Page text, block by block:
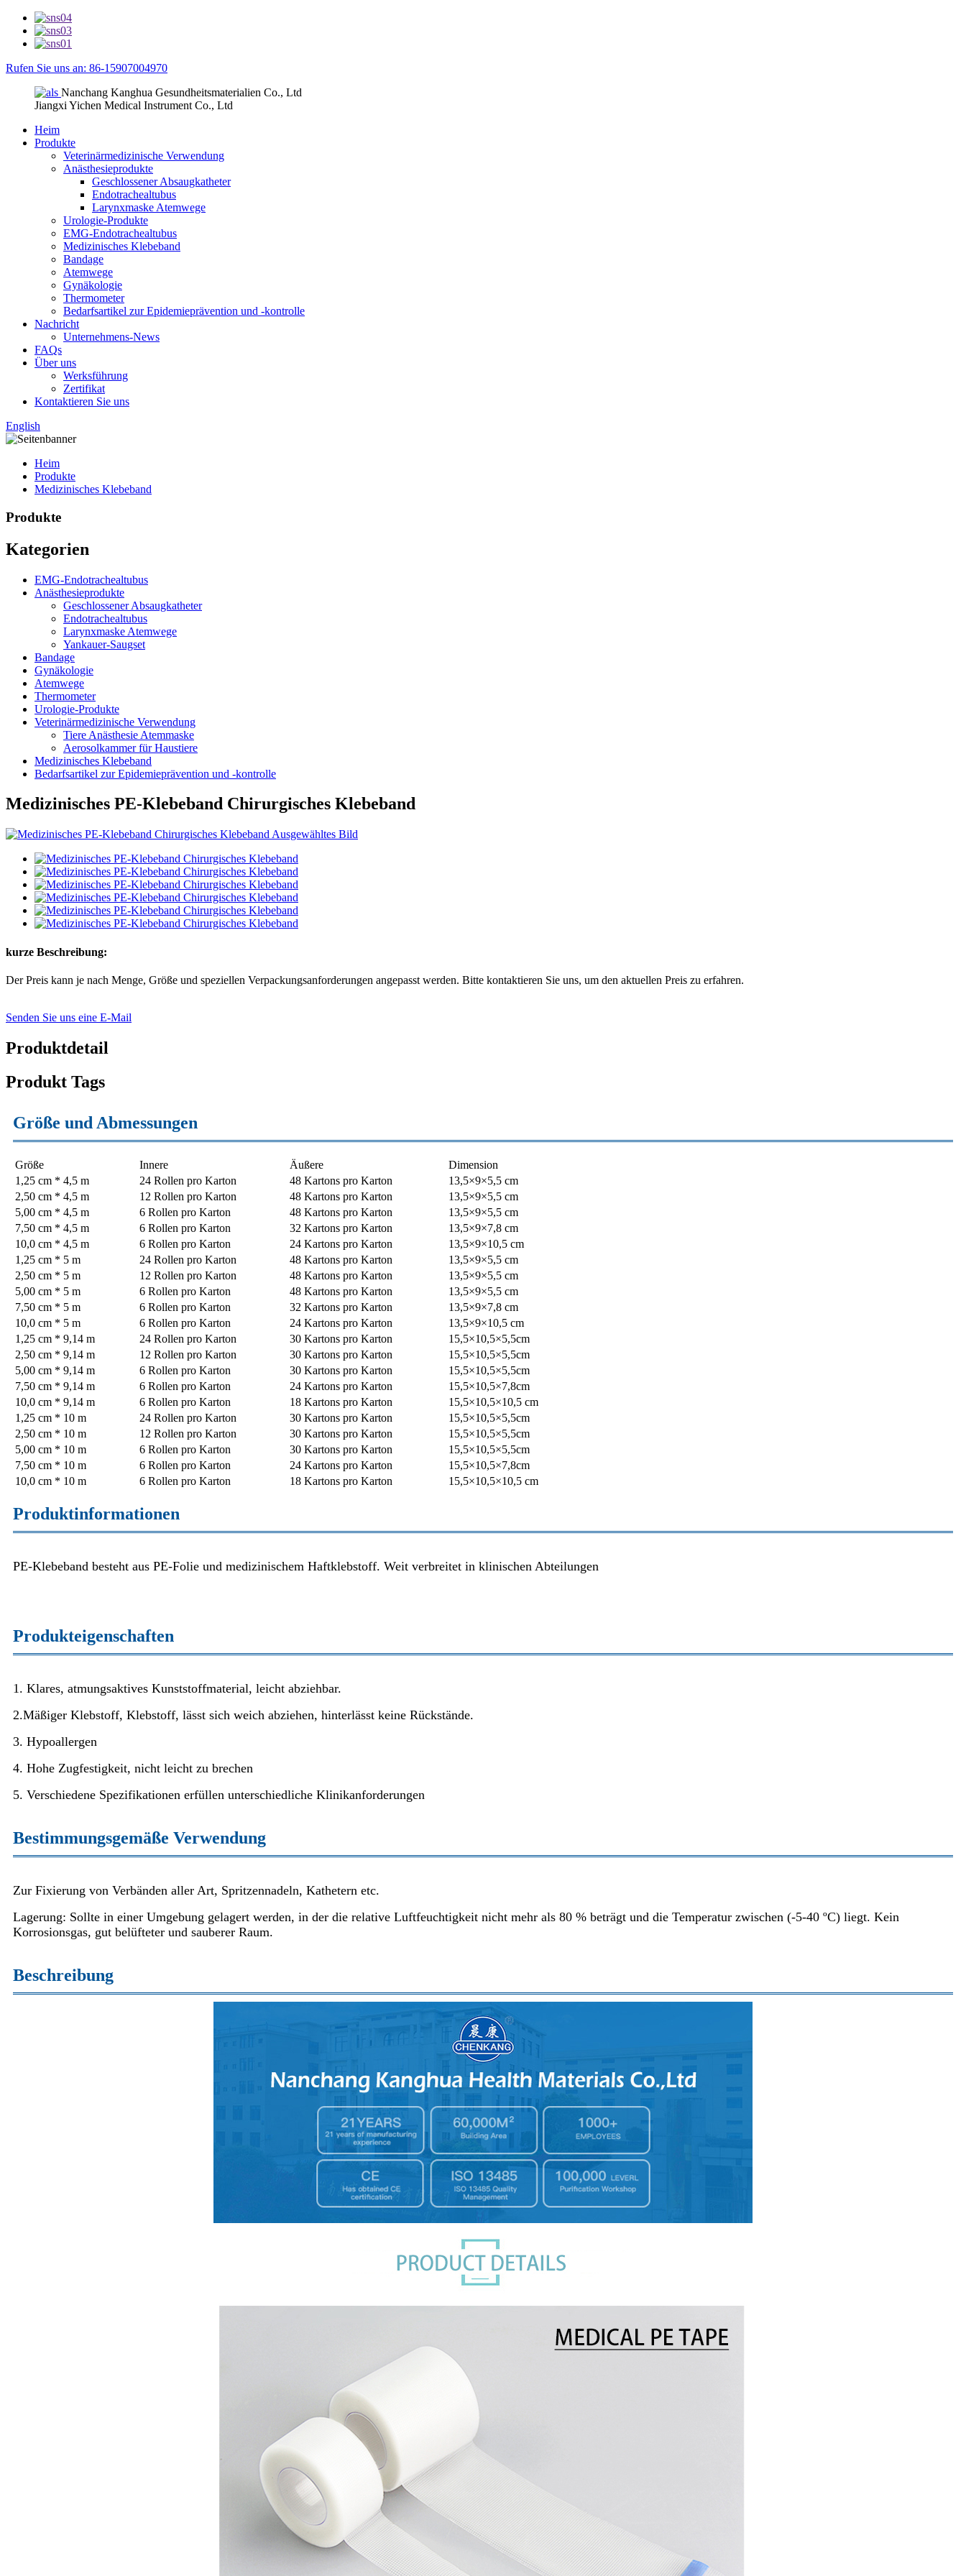
Rufen Sie uns an: 86-15907004970
Nanchang Kanghua Gesundheitsmaterialien Co., Ltd
Jiangxi Yichen Medical Instrument Co., Ltd
Heim
Produkte
Veterinärmedizinische Verwendung
Anästhesieprodukte
Geschlossener Absaugkatheter
Endotrachealtubus
Larynxmaske Atemwege
Urologie-Produkte
EMG-Endotrachealtubus
Medizinisches Klebeband
Bandage
Atemwege
Gynäkologie
Thermometer
Bedarfsartikel zur Epidemieprävention und -kontrolle
Nachricht
Unternehmens-News
FAQs
Über uns
Werksführung
Zertifikat
Kontaktieren Sie uns
English
Heim
Produkte
Medizinisches Klebeband
Produkte
Kategorien
EMG-Endotrachealtubus
Anästhesieprodukte
Geschlossener Absaugkatheter
Endotrachealtubus
Larynxmaske Atemwege
Yankauer-Saugset
Bandage
Gynäkologie
Atemwege
Thermometer
Urologie-Produkte
Veterinärmedizinische Verwendung
Tiere Anästhesie Atemmaske
Aerosolkammer für Haustiere
Medizinisches Klebeband
Bedarfsartikel zur Epidemieprävention und -kontrolle
Medizinisches PE-Klebeband Chirurgisches Klebeband
kurze Beschreibung:
Der Preis kann je nach Menge, Größe und speziellen Verpackungsanforderungen angepasst werden. Bitte kontaktieren Sie uns, um den aktuellen Preis zu erfahren.
Senden Sie uns eine E-Mail
Produktdetail
Produkt Tags
Größe und Abmessungen
Größe Innere Äußere
Dimension
1,25 cm * 4,5 m
24 Rollen pro Karton 48 Kartons pro Karton
13,5×9×5,5 cm
2,50 cm * 4,5 m
12 Rollen pro Karton 48 Kartons pro Karton
13,5×9×5,5 cm
5,00 cm * 4,5 m
6 Rollen pro Karton 48 Kartons pro Karton
13,5×9×5,5 cm
7,50 cm * 4,5 m
6 Rollen pro Karton 32 Kartons pro Karton
13,5×9×7,8 cm
10,0 cm * 4,5 m
6 Rollen pro Karton 24 Kartons pro Karton
13,5×9×10,5 cm
1,25 cm * 5 m
24 Rollen pro Karton 48 Kartons pro Karton
13,5×9×5,5 cm
2,50 cm * 5 m
12 Rollen pro Karton 48 Kartons pro Karton
13,5×9×5,5 cm
5,00 cm * 5 m
6 Rollen pro Karton 48 Kartons pro Karton
13,5×9×5,5 cm
7,50 cm * 5 m
6 Rollen pro Karton 32 Kartons pro Karton
13,5×9×7,8 cm
10,0 cm * 5 m
6 Rollen pro Karton 24 Kartons pro Karton
13,5×9×10,5 cm
1,25 cm * 9,14 m
24 Rollen pro Karton 30 Kartons pro Karton
15,5×10,5×5,5cm
2,50 cm * 9,14 m
12 Rollen pro Karton 30 Kartons pro Karton
15,5×10,5×5,5cm
5,00 cm * 9,14 m
6 Rollen pro Karton 30 Kartons pro Karton
15,5×10,5×5,5cm
7,50 cm * 9,14 m
6 Rollen pro Karton 24 Kartons pro Karton
15,5×10,5×7,8cm
10,0 cm * 9,14 m
6 Rollen pro Karton 18 Kartons pro Karton
15,5×10,5×10,5 cm
1,25 cm * 10 m
24 Rollen pro Karton 30 Kartons pro Karton
15,5×10,5×5,5cm
2,50 cm * 10 m
12 Rollen pro Karton 30 Kartons pro Karton
15,5×10,5×5,5cm
5,00 cm * 10 m
6 Rollen pro Karton 30 Kartons pro Karton
15,5×10,5×5,5cm
7,50 cm * 10 m
6 Rollen pro Karton 24 Kartons pro Karton
15,5×10,5×7,8cm
10,0 cm * 10 m
6 Rollen pro Karton 18 Kartons pro Karton 15,5×10,5×10,5 cm
Produktinformationen
PE-Klebeband besteht aus PE-Folie und medizinischem Haftklebstoff. Weit verbreitet in klinischen Abteilungen
Produkteigenschaften
1. Klares, atmungsaktives Kunststoffmaterial, leicht abziehbar.
2.Mäßiger Klebstoff, Klebstoff, lässt sich weich abziehen, hinterlässt keine Rückstände.
3. Hypoallergen
4. Hohe Zugfestigkeit, nicht leicht zu brechen
5. Verschiedene Spezifikationen erfüllen unterschiedliche Klinikanforderungen
Bestimmungsgemäße Verwendung
Zur Fixierung von Verbänden aller Art, Spritzennadeln, Kathetern etc.
Lagerung: Sollte in einer Umgebung gelagert werden, in der die relative Luftfeuchtigkeit nicht mehr als 80 % beträgt und die Temperatur zwischen (-5-40 ºC) liegt. Kein
Korrosionsgas, gut belüfteter und sauberer Raum.
Beschreibung